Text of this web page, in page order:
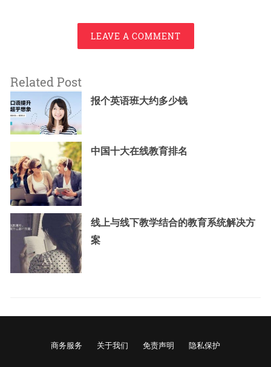
LEAVE A COMMENT
Related Post
报个英语班大约多少钱
中国十大在线教育排名
线上与线下教学结合的教育系统解决方
案
商务服务 关于我们 免责声明 隐私保护